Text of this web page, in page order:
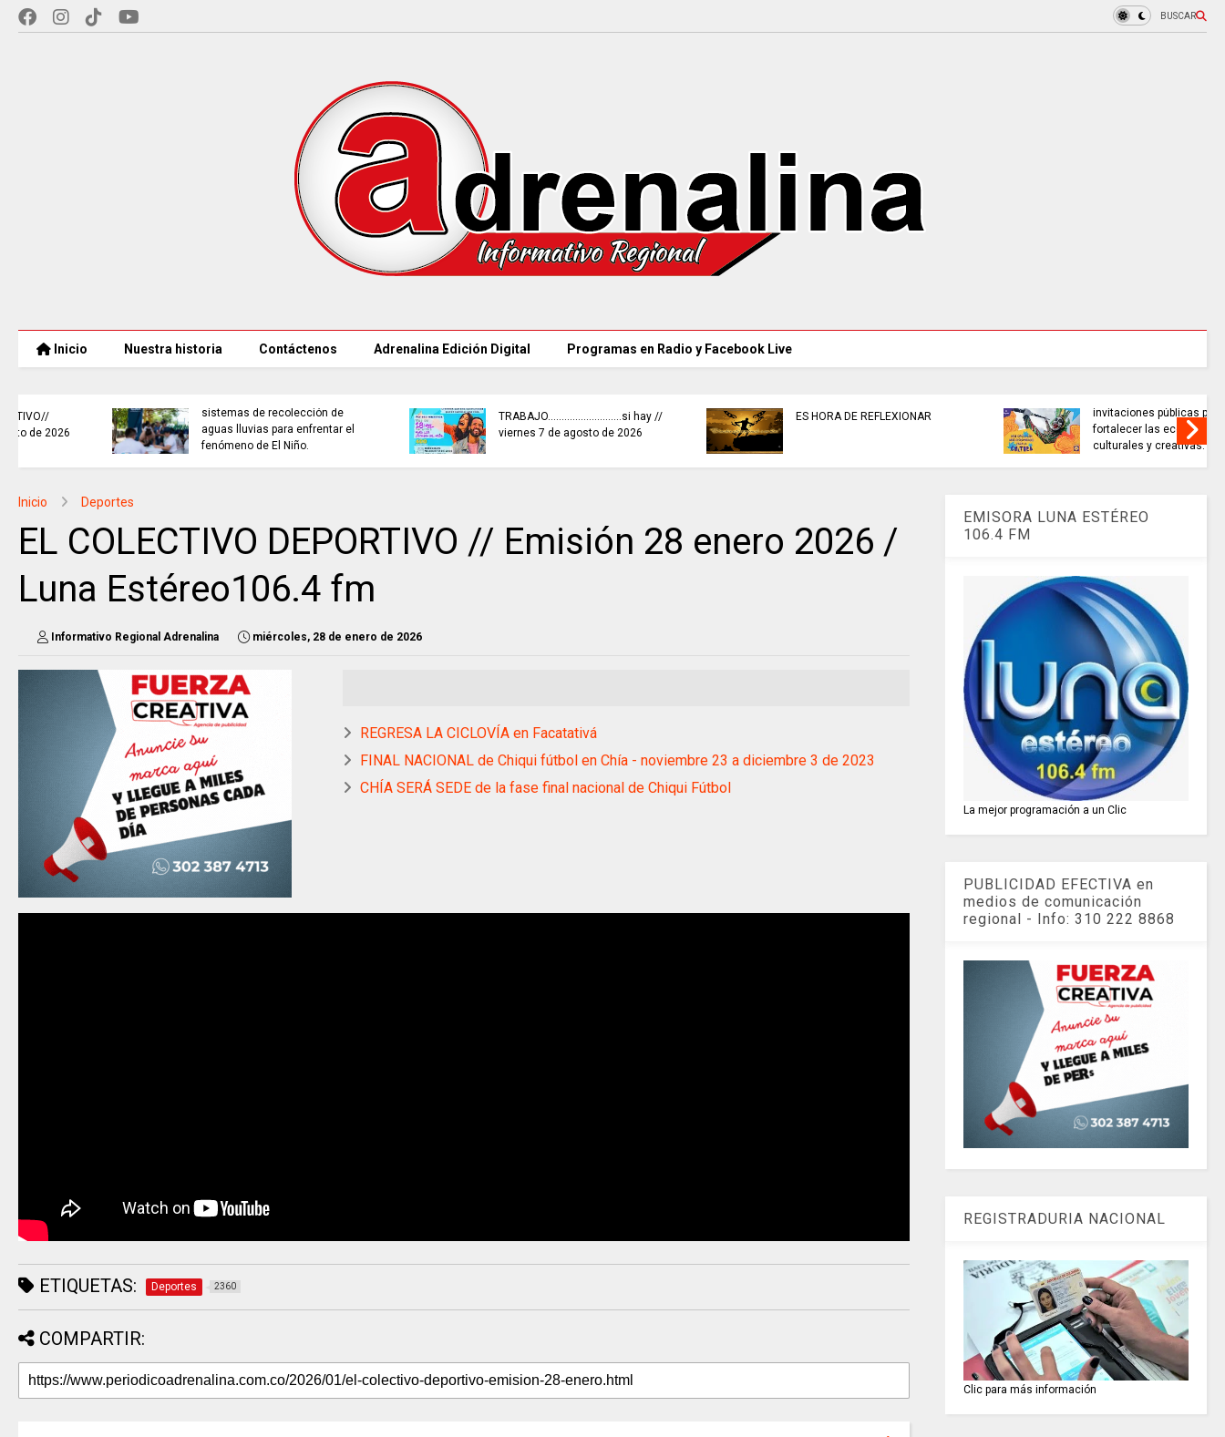
BUSCAR
Inicio Nuestra historia Contáctenos Adrenalina Edición Digital Programas en Radio y Facebook Live
TRABAJO...........................si hay //
viernes 7 de agosto de 2026
ES HORA DE REFLEXIONAR
invitaciones públicas para
fortalecer las economías
culturales y creativas.
CONCURSO NACIONAL de
Escritura premió 40 autores de
historias de paz.
Inicio Deportes
EL COLECTIVO DEPORTIVO // Emisión 28 enero 2026 /
Luna Estéreo106.4 fm
Informativo Regional Adrenalina miércoles, 28 de enero de 2026
REGRESA LA CICLOVÍA en Facatativá
FINAL NACIONAL de Chiqui fútbol en Chía - noviembre 23 a diciembre 3 de 2023
CHÍA SERÁ SEDE de la fase final nacional de Chiqui Fútbol
ETIQUETAS: Deportes 2360
COMPARTIR:
EMISORA LUNA ESTÉREO
106.4 FM
La mejor programación a un Clic
PUBLICIDAD EFECTIVA en
medios de comunicación
regional - Info: 310 222 8868
REGISTRADURIA NACIONAL
Clic para más información